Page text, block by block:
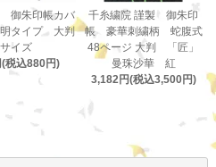
御朱印帳カバ
タイプ 大判
サイズ
税込880円)
千糸繍院 謹製 御朱印
帳 豪華刺繍柄 蛇腹式
48ページ 大判 「匠」
曼珠沙華 紅
3,182円(税込3,500円)